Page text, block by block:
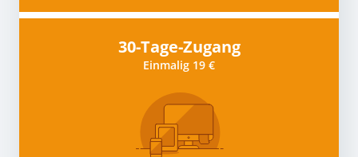
30-Tage-Zugang
Einmalig 19 €